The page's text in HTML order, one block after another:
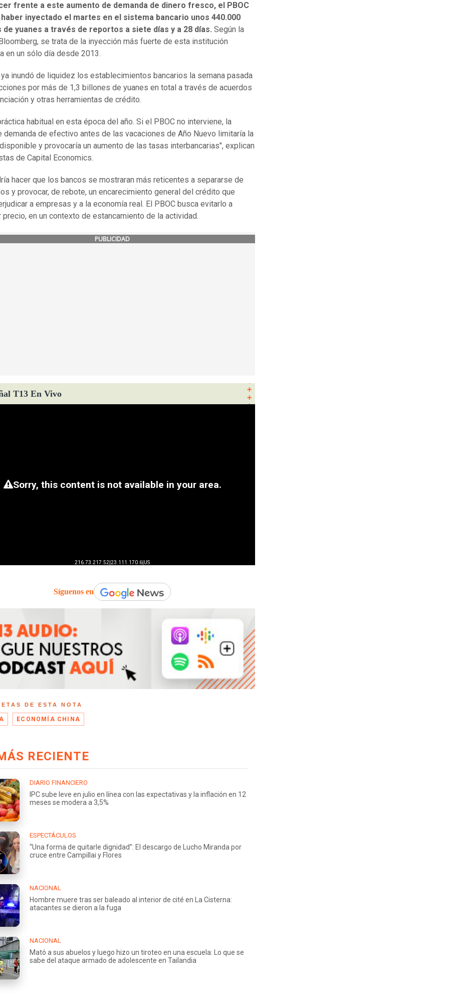
frente a este aumento de demanda de dinero fresco, el PBOC
inyectado el martes en el sistema bancario unos 440.000
de yuanes a través de reportos a siete días y a 28 días. Según la
se trata de la inyección más fuerte de esta institución
en un sólo día desde 2013.
ya inundó de liquidez los establecimientos bancarios la semana pasada
por más de 1,3 billones de yuanes en total a través de acuerdos
y otras herramientas de crédito.
habitual en esta época del año. Si el PBOC no interviene, la
demanda de efectivo antes de las vacaciones de Año Nuevo limitaría la
y provocaría un aumento de las tasas interbancarias", explican
de Capital Economics.
hacer que los bancos se mostraran más reticentes a separarse de
y provocar, de rebote, un encarecimiento general del crédito que
a empresas y a la economía real. El PBOC busca evitarlo a
precio, en un contexto de estancamiento de la actividad.
PUBLICIDAD
T13 En Vivo
Síguenos en
DE ESTA NOTA
ECONOMÍA CHINA
RECIENTE
DIARIO FINANCIERO
IPC sube leve en julio en línea con las expectativas y la inflación en 12
meses se modera a 3,5%
ESPECTÁCULOS
“Una forma de quitarle dignidad”: El descargo de Lucho Miranda por
cruce entre Campillai y Flores
NACIONAL
Hombre muere tras ser baleado al interior de cité en La Cisterna:
atacantes se dieron a la fuga
NACIONAL
Mató a sus abuelos y luego hizo un tiroteo en una escuela: Lo que se
sabe del ataque armado de adolescente en Tailandia